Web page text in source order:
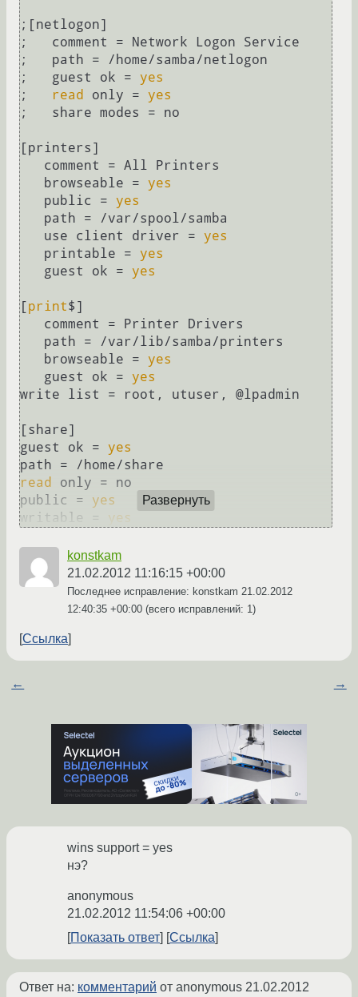
;[netlogon]
;   comment = Network Logon Service
;   path = /home/samba/netlogon
;   guest ok = yes
;
read only = yes
;   share modes = no
[printers]
   browseable =
yes
   public =
yes
   use client driver =
yes
   printable =
yes
   guest ok =
yes
[print$]
   browseable =
yes
   guest ok =
yes
write list = root, utuser, @lpadmin
[share]
guest ok = yes
read
only = no
public = yes
writable = yes
Развернуть
konstkam
21.02.2012 11:16:15 +00:00
Последнее исправление: konstkam 21.02.2012
12:40:35 +00:00 (всего исправлений: 1)
Ссылка
← →
wins support = yes
нэ?
anonymous
21.02.2012 11:54:06 +00:00
Показать ответ
Ссылка
Ответ на: комментарий от anonymous 21.02.2012